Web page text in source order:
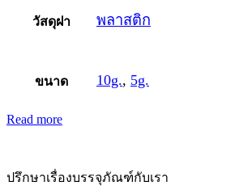
วัสดุฝา พลาสติก
ขนาด 10g., 5g.
Read more
ปรึกษาเรื่องบรรจุภัณฑ์กับเรา